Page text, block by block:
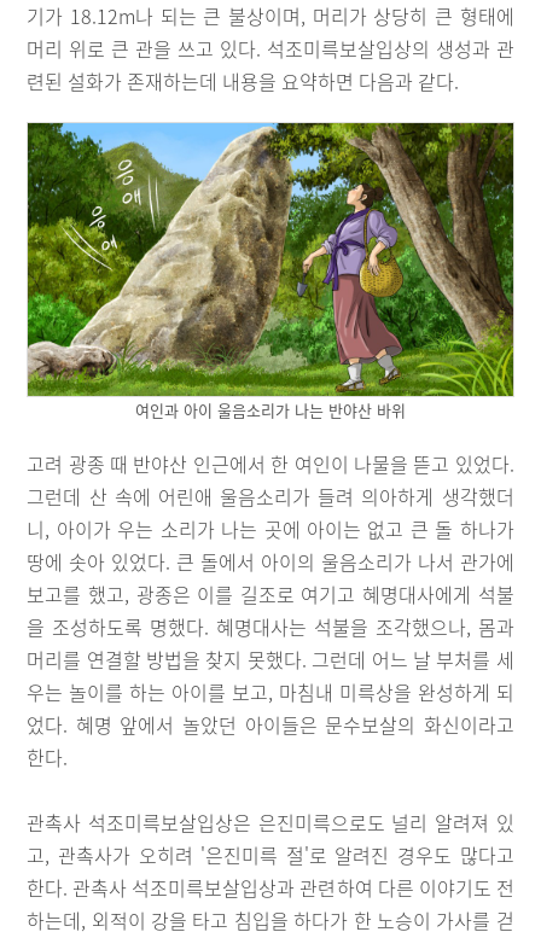
기가 18.12m나 되는 큰 불상이며, 머리가 상당히 큰 형태에
머리 위로 큰 관을 쓰고 있다. 석조미륵보살입상의 생성과 관
련된 설화가 존재하는데 내용을 요약하면 다음과 같다.
여인과 아이 울음소리가 나는 반야산 바위
고려 광종 때 반야산 인근에서 한 여인이 나물을 뜯고 있었다.
그런데 산 속에 어린애 울음소리가 들려 의아하게 생각했더
니, 아이가 우는 소리가 나는 곳에 아이는 없고 큰 돌 하나가
땅에 솟아 있었다. 큰 돌에서 아이의 울음소리가 나서 관가에
보고를 했고, 광종은 이를 길조로 여기고 혜명대사에게 석불
을 조성하도록 명했다. 혜명대사는 석불을 조각했으나, 몸과
머리를 연결할 방법을 찾지 못했다. 그런데 어느 날 부처를 세
우는 놀이를 하는 아이를 보고, 마침내 미륵상을 완성하게 되
었다. 혜명 앞에서 놀았던 아이들은 문수보살의 화신이라고
한다.
관촉사 석조미륵보살입상은 은진미륵으로도 널리 알려져 있
고, 관촉사가 오히려 '은진미륵 절'로 알려진 경우도 많다고
한다. 관촉사 석조미륵보살입상과 관련하여 다른 이야기도 전
하는데, 외적이 강을 타고 침입을 하다가 한 노승이 가사를 걷